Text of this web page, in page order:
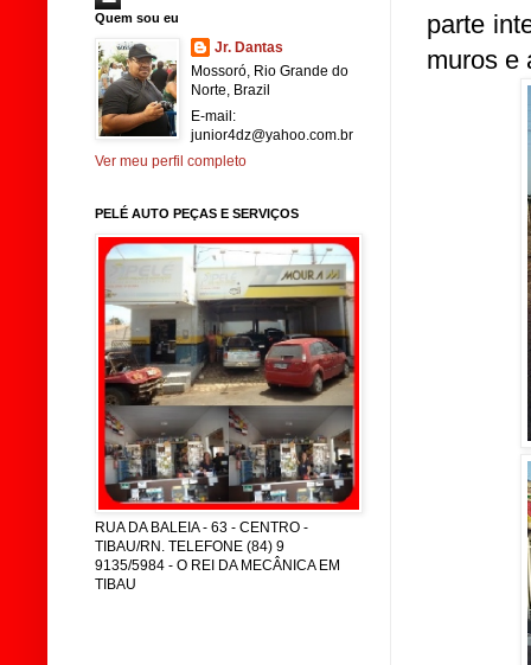
parte
muros e
Quem sou eu
Jr. Dantas
Mossoró, Rio Grande do
Norte, Brazil
E-mail:
junior4dz@yahoo.com.br
Ver meu perfil completo
PELÉ AUTO PEÇAS E SERVIÇOS
RUA DA BALEIA - 63 - CENTRO -
TIBAU/RN. TELEFONE (84) 9
9135/5984 - O REI DA MECÂNICA EM
TIBAU